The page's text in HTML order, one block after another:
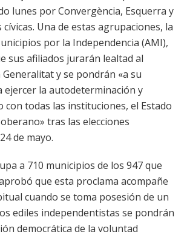
lunes por Convergència, Esquerra y
Una de estas agrupaciones, la
por la Independencia (AMI),
sus afiliados jurarán lealtad al
y se pondrán «a su
ejercer la autodeterminación y
con todas las instituciones, el Estado
tras las elecciones
de mayo.
a 710 municipios de los 947 que
que esta proclama acompañe
cuando se toma posesión de un
ediles independentistas se pondrán
democrática de la voluntad